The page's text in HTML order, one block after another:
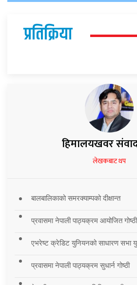
प्रतिक्रिया
हिमालयखवर
लेखकबाट थप
बालबालिकाको समरक्याम्पको दीक्षान्त
प्रवासमा नेपाली पाठ्यक्रम आयोजित
एभरेष्ट क्रेडिट युनियनको साधारण सभा
प्रवासमा नेपाली पाठ्यक्रम सुधार्न गोष्ठी